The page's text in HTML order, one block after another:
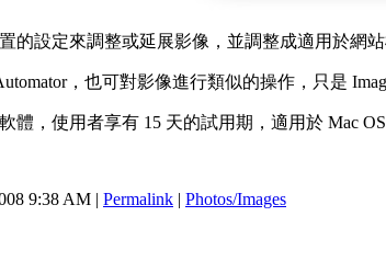
的設定來調整或延展影像，並調整成適用於
，也可對影像進行類似的操作，只是
體，使用者享有 15 天的試用期，適用於 Mac
9:38 AM | Permalink | Photos/Images